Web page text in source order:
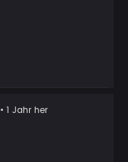
• 1 Jahr her